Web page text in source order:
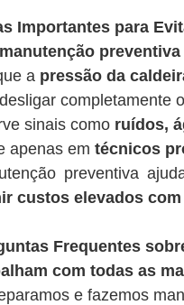
Importantes para
manutenção preventiva
a pressão da
completamente
sinais como ruídos,
apenas em técnicos
preventiva
custos elevados
Frequentes
com todas as
e fazemos